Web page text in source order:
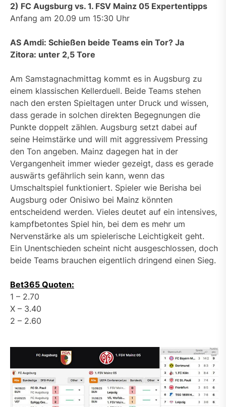
2) FC Augsburg vs. 1. FSV Mainz 05 Expertentipps
Anfang am 20.09 um 15:30 Uhr
AS Amdi: Schießen beide Teams ein Tor? Ja
Zitora: unter 2,5 Tore
Am Samstagnachmittag kommt es in Augsburg zu
einem klassischen Kellerduell. Beide Teams stehen
nach den ersten Spieltagen unter Druck und wissen,
dass gerade in solchen direkten Begegnungen die
Punkte doppelt zählen. Augsburg setzt dabei auf
seine Heimstärke und will mit aggressivem Pressing
den Ton angeben. Mainz dagegen hat in der
Vergangenheit immer wieder gezeigt, dass es gerade
auswärts gefährlich sein kann, wenn das
Umschaltspiel funktioniert. Spieler wie Berisha bei
Augsburg oder Onisiwo bei Mainz könnten
entscheidend werden. Vieles deutet auf ein intensives,
kampfbetontes Spiel hin, bei dem es mehr um
Nervenstärke als um spielerische Leichtigkeit geht.
Ein Unentschieden scheint nicht ausgeschlossen, doch
beide Teams brauchen eigentlich dringend einen Sieg.
Bet365 Quoten:
1 – 2.70
X – 3.40
2 – 2.60